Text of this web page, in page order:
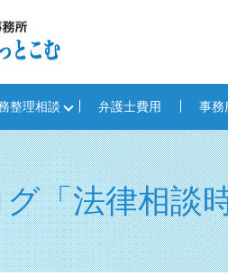
整理相談 弁護士費用 事務
「法律相談